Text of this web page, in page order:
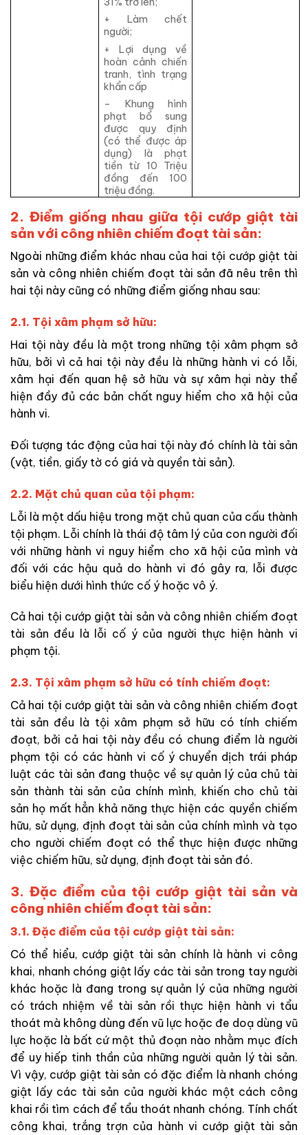
+ Làm chết
người;
+ Lợi dụng về
hoàn cảnh chiến
tranh, tình trạng
khẩn cấp
– Khung hình
phạt bổ sung
được quy định
(có thể được áp
dụng) là phạt
tiền từ 10 Triệu
đồng đến 100
triệu đồng.
2. Điểm giống nhau giữa tội cướp giật tài
sản với công nhiên chiếm đoạt tài sản:
Ngoài những điểm khác nhau của hai tội cướp giật tài
sản và công nhiên chiếm đoạt tài sản đã nêu trên thì
hai tội này cũng có những điểm giống nhau sau:
2.1. Tội xâm phạm sở hữu:
Hai tội này đều là một trong những tội xâm phạm sở
hữu, bởi vì cả hai tội này đều là những hành vi có lỗi,
xâm hại đến quan hệ sở hữu và sự xâm hại này thể
hiện đầy đủ các bản chất nguy hiểm cho xã hội của
hành vi.
Đối tượng tác động của hai tội này đó chính là tài sản
(vật, tiền, giấy tờ có giá và quyền tài sản).
2.2. Mặt chủ quan của tội phạm:
Lỗi là một dấu hiệu trong mặt chủ quan của cấu thành
tội phạm. Lỗi chính là thái độ tâm lý của con người đối
với những hành vi nguy hiểm cho xã hội của mình và
đối với các hậu quả do hành vi đó gây ra, lỗi được
biểu hiện dưới hình thức cố ý hoặc vô ý.
Cả hai tội cướp giật tài sản và công nhiên chiếm đoạt
tài sản đều là lỗi cố ý của người thực hiện hành vi
phạm tội.
2.3. Tội xâm phạm sở hữu có tính chiếm đoạt:
Cả hai tội cướp giật tài sản và công nhiên chiếm đoạt
tài sản đều là tội xâm phạm sở hữu có tính chiếm
đoạt, bởi cả hai tội này đều có chung điểm là người
phạm tội có các hành vi cố ý chuyển dịch trái pháp
luật các tài sản đang thuộc về sự quản lý của chủ tài
sản thành tài sản của chính mình, khiến cho chủ tài
sản họ mất hẳn khả năng thực hiện các quyền chiếm
hữu, sử dụng, định đoạt tài sản của chính mình và tạo
cho người chiếm đoạt có thể thực hiện được những
việc chiếm hữu, sử dụng, định đoạt tài sản đó.
3. Đặc điểm của tội cướp giật tài sản và
công nhiên chiếm đoạt tài sản:
3.1. Đặc điểm của tội cướp giật tài sản:
Có thể hiểu, cướp giật tài sản chính là hành vi công
khai, nhanh chóng giật lấy các tài sản trong tay người
khác hoặc là đang trong sự quản lý của những người
có trách nhiệm về tài sản rồi thực hiện hành vi tẩu
thoát mà không dùng đến vũ lực hoặc đe doạ dùng vũ
lực hoặc là bất cứ một thủ đoạn nào nhằm mục đích
để uy hiếp tinh thần của những người quản lý tài sản.
Vì vậy, cướp giật tài sản có đặc điểm là nhanh chóng
giật lấy các tài sản của người khác một cách công
khai rồi tìm cách để tẩu thoát nhanh chóng. Tính chất
công khai, trắng trợn của hành vi cướp giật tài sản